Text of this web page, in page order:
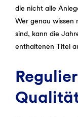
die nicht alle
Wer genau
sind, kann die
enthaltenen Titel